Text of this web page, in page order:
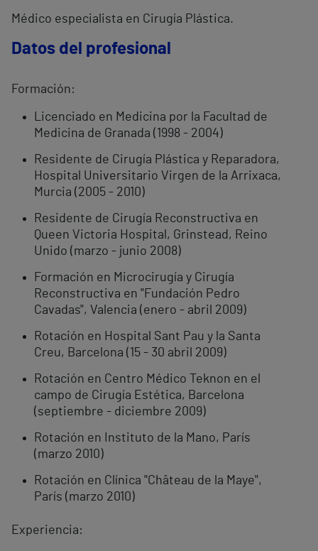
Médico especialista en Cirugía Plástica.
Datos del profesional
Formación:
Licenciado en Medicina por la Facultad de
Medicina de Granada (1998 - 2004)
Residente de Cirugía Plástica y Reparadora,
Hospital Universitario Virgen de la Arrixaca,
Murcia (2005 - 2010)
Residente de Cirugía Reconstructiva en
Queen Victoria Hospital, Grinstead, Reino
Unido (marzo - junio 2008)
Formación en Microcirugía y Cirugía
Reconstructiva en "Fundación Pedro
Cavadas", Valencia (enero - abril 2009)
Rotación en Hospital Sant Pau y la Santa
Creu, Barcelona (15 - 30 abril 2009)
Rotación en Centro Médico Teknon en el
campo de Cirugía Estética, Barcelona
(septiembre - diciembre 2009)
Rotación en Instituto de la Mano, París
(marzo 2010)
Rotación en Clínica "Château de la Maye",
París (marzo 2010)
Experiencia: